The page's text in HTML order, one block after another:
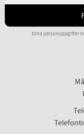
Dina personuppgifter